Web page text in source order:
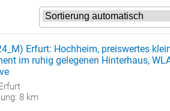
Erfurt: Hochheim, preiswertes
im ruhig gelegenen Hinterhaus,
8 km